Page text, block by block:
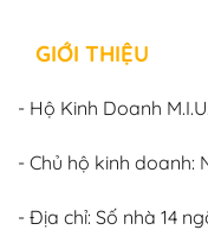
GIỚI THIỆU
- Hộ Kinh Doanh
- Chủ hộ kinh doanh:
- Địa chỉ: Số nhà 14